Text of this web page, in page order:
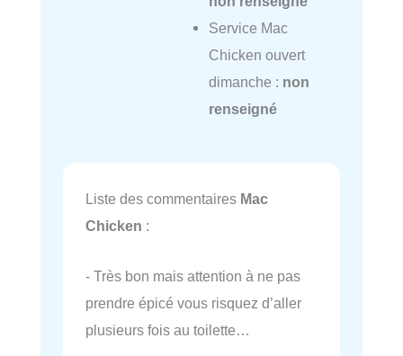
Service Mac
Chicken ouvert
dimanche : non
renseigné
Liste des commentaires Mac
Chicken :
- Très bon mais attention à ne pas
prendre épicé vous risquez d’aller
plusieurs fois au toilette…